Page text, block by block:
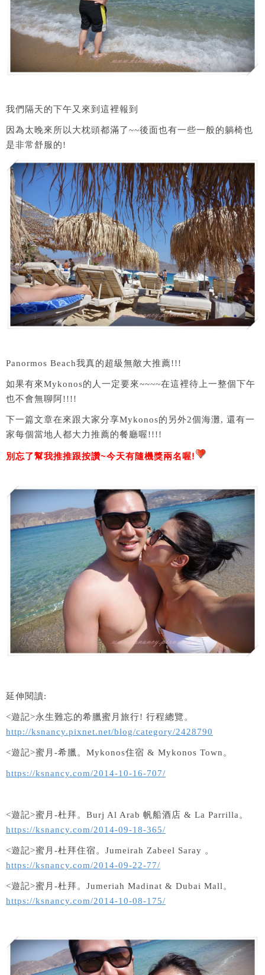
我們隔天的下午又來到這裡報到
因為太晚來所以大枕頭都滿了~~後面也有一些一般的躺椅也
是非常舒服的!
Panormos Beach我真的超級無敵大推薦!!!
如果有來Mykonos的人一定要來~~~~在這裡待上一整個下午
也不會無聊阿!!!!
下一篇文章在來跟大家分享Mykonos的另外2個海灘, 還有一
家每個當地人都大力推薦的餐廳喔!!!!
別忘了幫我推推跟按讚~今天有隨機獎兩名喔!
延伸閱讀:
<遊記>永生難忘的希臘蜜月旅行! 行程總覽。
http://ksnancy.pixnet.net/blog/category/2428790
<遊記>蜜月-希臘。Mykonos住宿 & Mykonos Town。
https://ksnancy.com/2014-10-16-707/
<遊記>蜜月-杜拜。Burj Al Arab 帆船酒店 & La Parrilla。
https://ksnancy.com/2014-09-18-365/
<遊記>蜜月-杜拜住宿。Jumeirah Zabeel Saray 。
https://ksnancy.com/2014-09-22-77/
<遊記>蜜月-杜拜。Jumeriah Madinat & Dubai Mall。
https://ksnancy.com/2014-10-08-175/